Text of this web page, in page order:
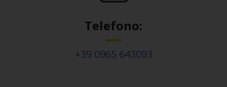
Telefono:
+39 0965 643093